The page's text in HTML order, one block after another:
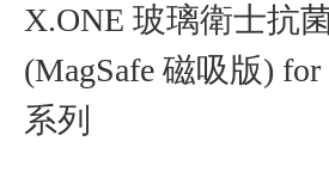
X.ONE 玻璃衛士抗
(MagSafe 磁吸版) for
系列